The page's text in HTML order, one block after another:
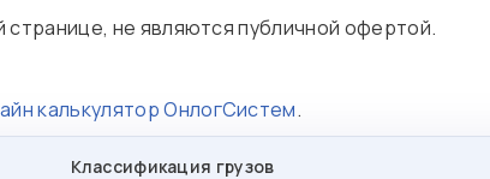
не являются публичной офертой.
калькулятор ОнлогСистем.
Классификация грузов